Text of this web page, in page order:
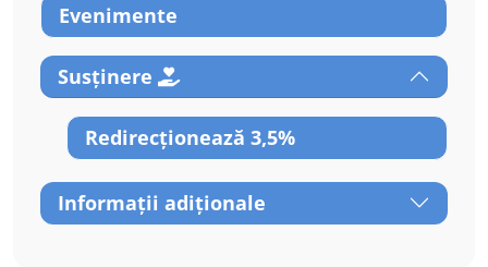
Evenimente
Susținere
Redirecționează 3,5%
Informații adiționale